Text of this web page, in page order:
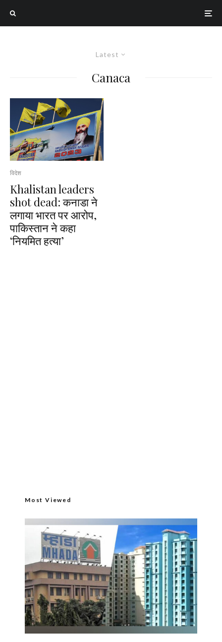
Latest
Canaca
विदेश
Khalistan leaders
shot dead: कनाडा ने
लगाया भारत पर आरोप,
पाकिस्तान ने कहा
‘नियमित हत्या’
Most Viewed